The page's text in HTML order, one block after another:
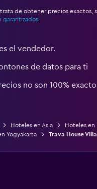
de obtener precios exactos,
garantizados
el vendedor.
de datos para ti
no son 100%
Hoteles en Asia
Hoteles en
Yogyakarta
Trava House